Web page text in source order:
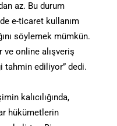
az. Bu durum
e-ticaret kullanım
söylemek mümkün.
ve online alışveriş
tahmin ediliyor” dedi.
kalıcılığında,
hükümetlerin